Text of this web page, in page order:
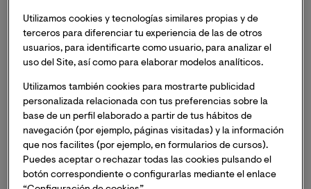
pequeños (miden 10 veces menos que una bacteria)
que llevan millones de años en la Tierra y que se han
especializado en“alimentarse” de las bacterias.
El fago penetra en la bacteria, la infecta y se replica
dentro de ella hasta que esta estalla, causando así la
muerte de la propia bacteria y también del virus.
El uso terapéutico de los bacteriófagos se empezó a
probar en 1919, pero el descubrimiento y posterior
Utilizamos cookies y tecnologías similares propias y de
terceros para diferenciar tu experiencia de las de otros
usuarios, para identificarte como usuario, para analizar el
uso del Site, así como para elaborar modelos analíticos.
Utilizamos también cookies para mostrarte publicidad
personalizada relacionada con tus preferencias sobre la
base de un perfil elaborado a partir de tus hábitos de
navegación (por ejemplo, páginas visitadas) y la información
que nos facilites (por ejemplo, en formularios de cursos).
Puedes aceptar o rechazar todas las cookies pulsando el
botón correspondiente o configurarlas mediante el enlace